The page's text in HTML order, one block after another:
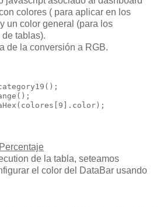
colores ( para aplicar en los
un color general (para los
tablas).
de la conversión a RGB.
de la tabla, seteamos
el color del DataBar usando